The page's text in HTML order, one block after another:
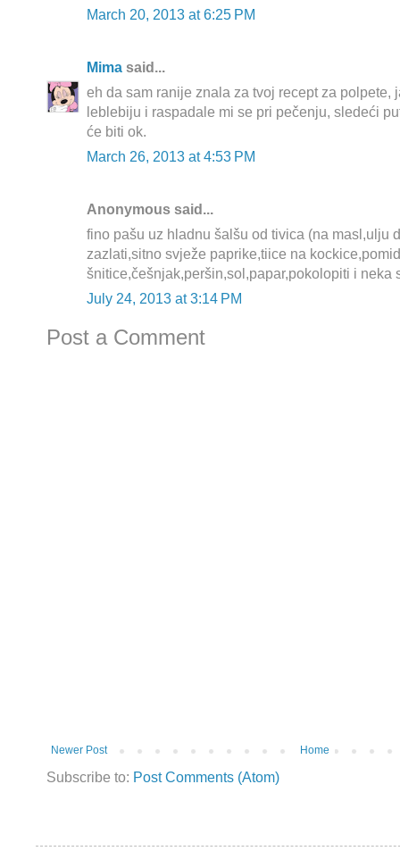
March 20, 2013 at 6:25 PM
Mima said...
eh da sam ranije znala za tvoj recept za polpete,
leblebiju i raspadale mi se pri pečenju, sledeći
će biti ok.
March 26, 2013 at 4:53 PM
Anonymous said...
fino pašu uz hladnu šalšu od tivica (na masl,ulju
zazlati,sitno svježe paprike,tiice na
šnitice,češnjak,peršin,sol,papar,pokolopiti i neka
July 24, 2013 at 3:14 PM
Post a Comment
Newer Post Home
Subscribe to: Post Comments (Atom)